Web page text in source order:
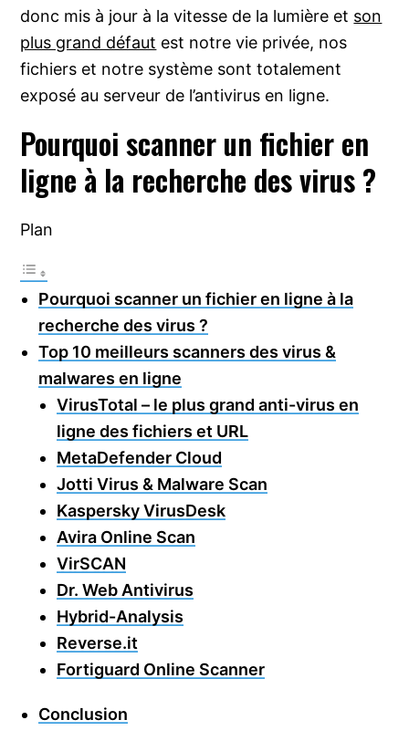
donc mis à jour à la vitesse de la lumière et son
plus grand défaut est notre vie privée, nos
fichiers et notre système sont totalement
exposé au serveur de l’antivirus en ligne.
Pourquoi scanner un fichier en
ligne à la recherche des virus ?
Plan
Pourquoi scanner un fichier en ligne à la
recherche des virus ?
Top 10 meilleurs scanners des virus &
malwares en ligne
VirusTotal – le plus grand anti-virus en
ligne des fichiers et URL
MetaDefender Cloud
Jotti Virus & Malware Scan
Kaspersky VirusDesk
Avira Online Scan
VirSCAN
Dr. Web Antivirus
Hybrid-Analysis
Reverse.it
Fortiguard Online Scanner
Conclusion